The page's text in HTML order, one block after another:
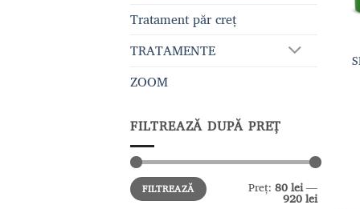
Tratament păr creț
TRATAMENTE
ZOOM
FILTREAZĂ DUPĂ PREȚ
Preț
minim
Preț
maxim
FILTREAZĂ Preț: 80 lei—
920 lei